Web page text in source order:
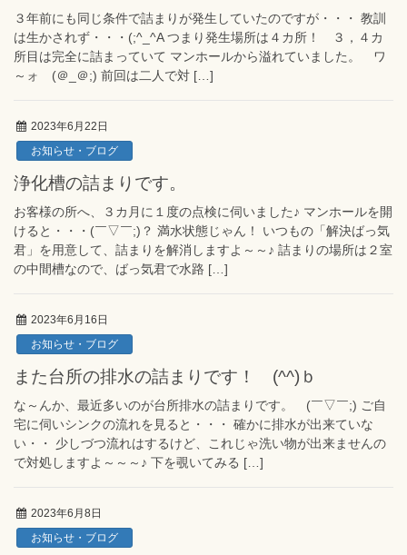
３年前にも同じ条件で詰まりが発生していたのですが・・・ 教訓
は生かされず・・・(;^_^A つまり発生場所は４カ所！ ３，４カ
所目は完全に詰まっていて マンホールから溢れていました。 ワ
～ォ (＠_＠;) 前回は二人で対 […]
2023年6月22日
お知らせ・ブログ
浄化槽の詰まりです。
お客様の所へ、３カ月に１度の点検に伺いました♪ マンホールを開
けると・・・(￣▽￣;)？ 満水状態じゃん！ いつもの「解決ばっ気
君」を用意して、詰まりを解消しますよ～～♪ 詰まりの場所は２室
の中間槽なので、ばっ気君で水路 […]
2023年6月16日
お知らせ・ブログ
また台所の排水の詰まりです！ (^^)ｂ
な～んか、最近多いのが台所排水の詰まりです。 (￣▽￣;) ご自
宅に伺いシンクの流れを見ると・・・ 確かに排水が出来ていな
い・・ 少しづつ流れはするけど、これじゃ洗い物が出来ませんの
で対処しますよ～～～♪ 下を覗いてみる […]
2023年6月8日
お知らせ・ブログ